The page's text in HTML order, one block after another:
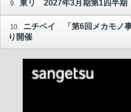
9. 東リ 2027年3月期第1四半期
10.
ニチベイ 「第6回メカモノ
り開催